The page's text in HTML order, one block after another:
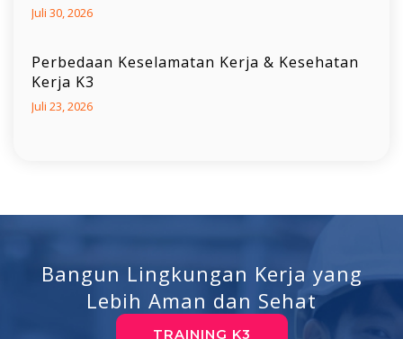
Juli 30, 2026
Perbedaan Keselamatan Kerja & Kesehatan
Kerja K3
Juli 23, 2026
Bangun Lingkungan Kerja yang
Lebih Aman dan Sehat
TRAINING K3